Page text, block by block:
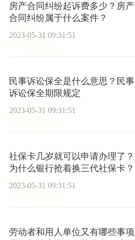
房产合同纠纷起诉费多少？房产
合同纠纷属于什么案件？
2023-05-31 09:31:51
民事诉讼保全是什么意思？民事
诉讼保全期限规定
2023-05-31 09:31:51
社保卡几岁就可以申请办理了？
为什么银行抢着换三代社保卡？
2023-05-31 09:31:51
劳动者和用人单位又有哪些事项